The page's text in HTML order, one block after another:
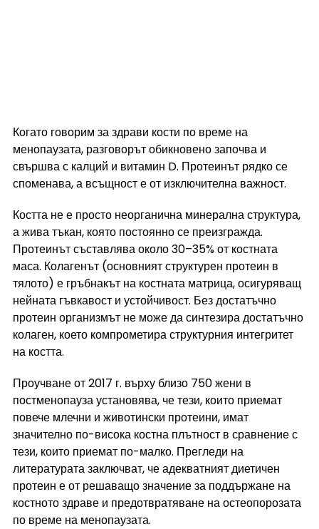
Когато говорим за здрави кости по време на
менопаузата, разговорът обикновено започва и
свършва с калций и витамин D. Протеинът рядко се
споменава, а всъщност е от изключителна важност.
Костта не е просто неорганична минерална структура,
а жива тъкан, която постоянно се преизгражда.
Протеинът съставлява около 30–35% от костната
маса. Колагенът (основният структурен протеин в
тялото) е гръбнакът на костната матрица, осигуряващ
нейната гъвкавост и устойчивост. Без достатъчно
протеин организмът не може да синтезира достатъчно
колаген, което компрометира структурния интегритет
на костта.
Проучване от 2017 г. върху близо 750 жени в
постменопауза установява, че тези, които приемат
повече млечни и животински протеини, имат
значително по-висока костна плътност в сравнение с
тези, които приемат по-малко. Прегледи на
литературата заключват, че адекватният диетичен
протеин е от решаващо значение за поддържане на
костното здраве и предотвратяване на остеопорозата
по време на менопаузата.